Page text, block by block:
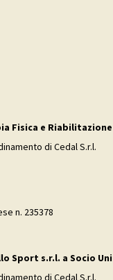
Fisica e
di Cedal S.r.l.
n. 235378
Sport s.r.l. a Socio
di Cedal S.r.l.